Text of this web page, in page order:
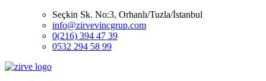
Seçkin Sk. No:3, Orhanlı/Tuzla/İstanbul
info@zirvevincgrup.com
0(216) 394 47 39
0532 294 58 99